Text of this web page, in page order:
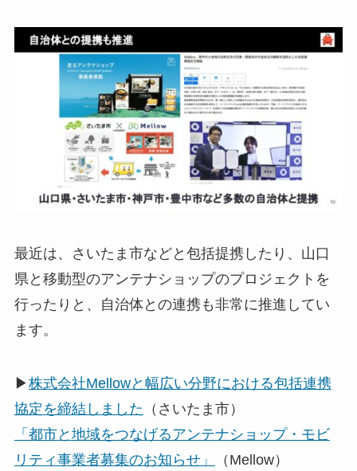
最近は、さいたま市などと包括提携したり、山口
県と移動型のアンテナショップのプロジェクトを
行ったりと、自治体との連携も非常に推進してい
ます。
▶株式会社Mellowと幅広い分野における包括連携
協定を締結しました （さいたま市）
「都市と地域をつなげるアンテナショップ・モビ
リティ事業者募集のお知らせ」
（Mellow）